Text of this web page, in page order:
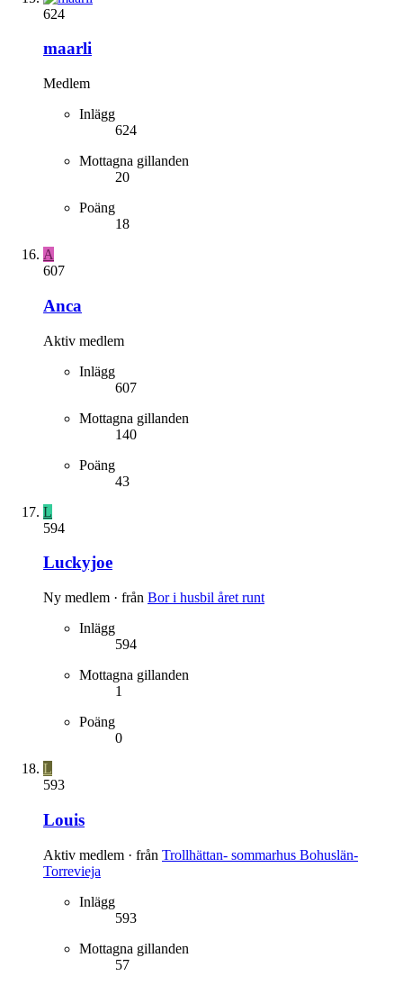
624
maarli
Medlem
Inlägg
624
Mottagna gillanden
20
Poäng
18
A
607
Anca
Aktiv medlem
Inlägg
607
Mottagna gillanden
140
Poäng
43
L
594
Luckyjoe
Ny medlem · från Bor i husbil året runt
Inlägg
594
Mottagna gillanden
1
Poäng
0
L
593
Louis
Aktiv medlem · från Trollhättan- sommarhus Bohuslän-
Torrevieja
Inlägg
593
Mottagna gillanden
57